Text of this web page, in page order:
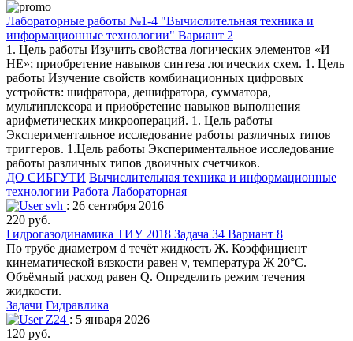
Лабораторные работы №1-4 "Вычислительная техника и
информационные технологии" Вариант 2
1. Цель работы Изучить свойства логических элементов «И–
НЕ»; приобретение навыков синтеза логических схем. 1. Цель
работы Изучение свойств комбинационных цифровых
устройств: шифратора, дешифратора, сумматора,
мультиплексора и приобретение навыков выполнения
арифметических микроопераций. 1. Цель работы
Экспериментальное исследование работы различных типов
триггеров. 1.Цель работы Экспериментальное исследование
работы различных типов двоичных счетчиков.
ДО СИБГУТИ Вычислительная техника и информационные
технологии Работа Лабораторная
svh : 26 сентября 2016
220 руб.
Гидрогазодинамика ТИУ 2018 Задача 34 Вариант 8
По трубе диаметром d течёт жидкость Ж. Коэффициент
кинематической вязкости равен ν, температура Ж 20°С.
Объёмный расход равен Q. Определить режим течения
жидкости.
Задачи Гидравлика
Z24 : 5 января 2026
120 руб.